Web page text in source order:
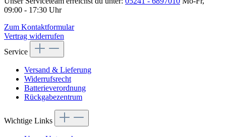
09:00 - 17:30 Uhr
Zum Kontaktformular
Vertrag widerrufen
Service
Versand & Lieferung
Widerrufsrecht
Batterieverordnung
Rückgabezentrum
Wichtige Links